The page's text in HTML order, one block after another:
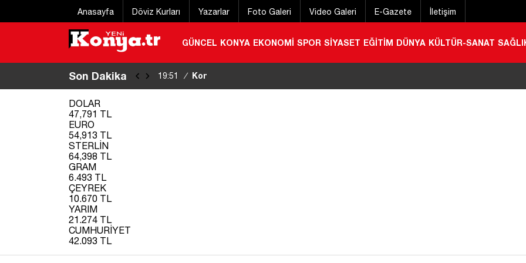
Anasayfa Döviz Kurları Yazarlar Foto Galeri Video Galeri E-Gazete İletişim
GÜNCEL KONYA EKONOMİ SPOR SİYASET EĞİTİM DÜNYA KÜLTÜR-SANAT
Son Dakika 19:51 / Konya’da kayıp ihbarı! AFAD ve Jandarma harekete geçti
DOLAR
47,791 TL
EURO
54,913 TL
STERLİN
64,398 TL
GRAM
6.493 TL
ÇEYREK
10.670 TL
YARIM
21.274 TL
CUMHURİYET
42.093 TL